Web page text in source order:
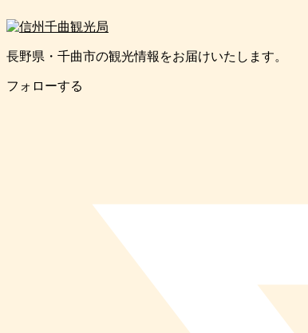
長野県・千曲市の観光情報をお届けいたします。
フォローする